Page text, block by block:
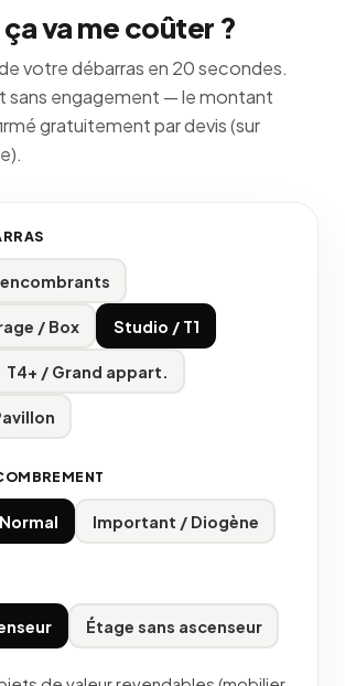
va me coûter ?
votre débarras en 20 secondes.
sans engagement — le montant
gratuitement par devis (sur
/ Box Studio / T1
T4+ / Grand appart.
Normal Important / Diogène
Étage sans ascenseur